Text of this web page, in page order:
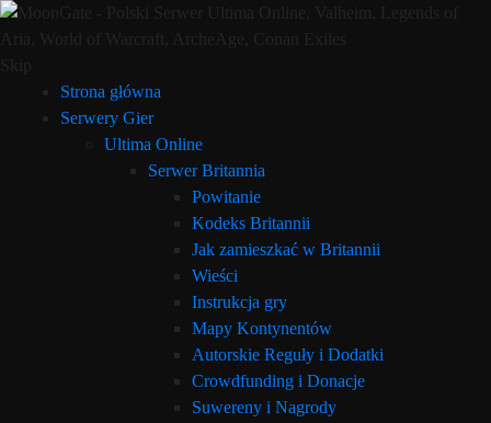
Skip
Strona główna
Serwery Gier
Ultima Online
Serwer Britannia
Powitanie
Kodeks Britannii
Jak zamieszkać w Britannii
Wieści
Instrukcja gry
Mapy Kontynentów
Autorskie Reguły i Dodatki
Crowdfunding i Donacje
Suwereny i Nagrody